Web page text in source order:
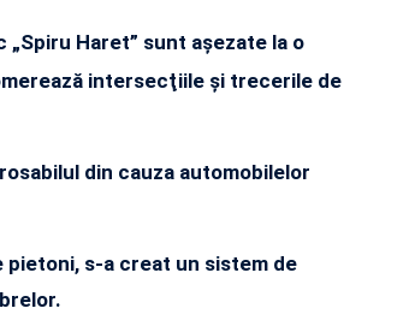
„Spiru Haret” sunt aşezate la o
intersecţiile şi trecerile de
din cauza automobilelor
pietoni, s-a creat un sistem de